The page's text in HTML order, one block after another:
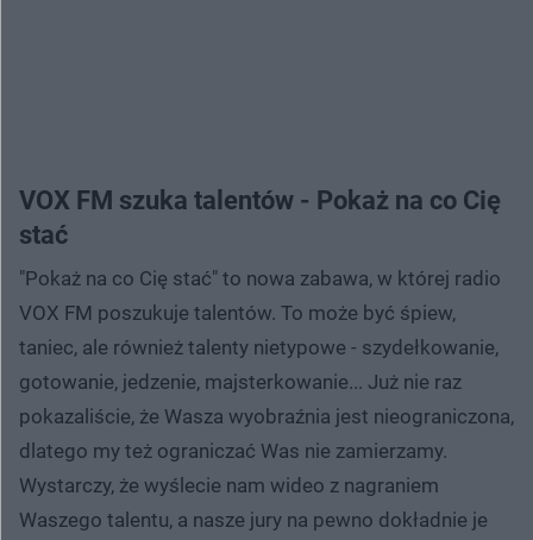
VOX FM szuka talentów - Pokaż na co Cię
stać
"Pokaż na co Cię stać" to nowa zabawa, w której radio
VOX FM poszukuje talentów. To może być śpiew,
taniec, ale również talenty nietypowe - szydełkowanie,
gotowanie, jedzenie, majsterkowanie... Już nie raz
pokazaliście, że Wasza wyobraźnia jest nieograniczona,
dlatego my też ograniczać Was nie zamierzamy.
Wystarczy, że wyślecie nam wideo z nagraniem
Waszego talentu, a nasze jury na pewno dokładnie je